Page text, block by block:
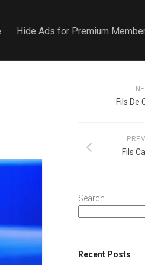
Hide Ads for Premium
Fils De
Fils
Search
Recent Posts